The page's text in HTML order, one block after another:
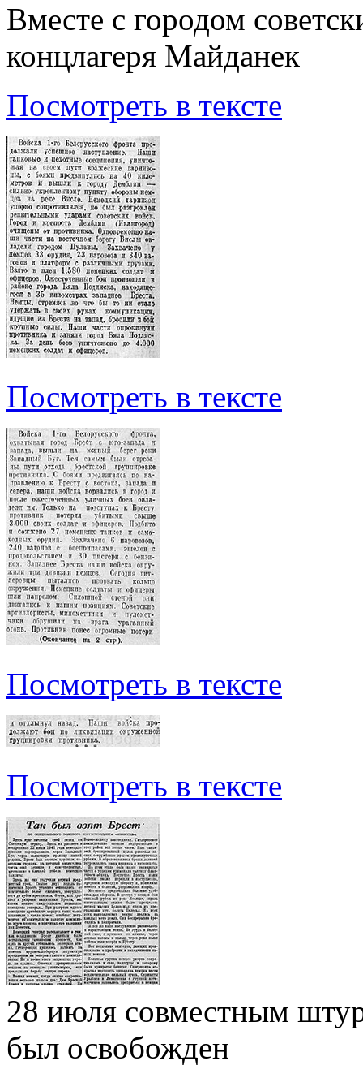
Вместе с городом
концлагеря Майданек
Посмотреть в тексте
Посмотреть в тексте
Посмотреть в тексте
Посмотреть в тексте
28 июля совместным
был освобожден